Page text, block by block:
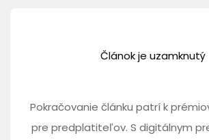
Článok je uzamknutý
Pokračovanie článku patrí k
pre predplatiteľov. S digitálnym